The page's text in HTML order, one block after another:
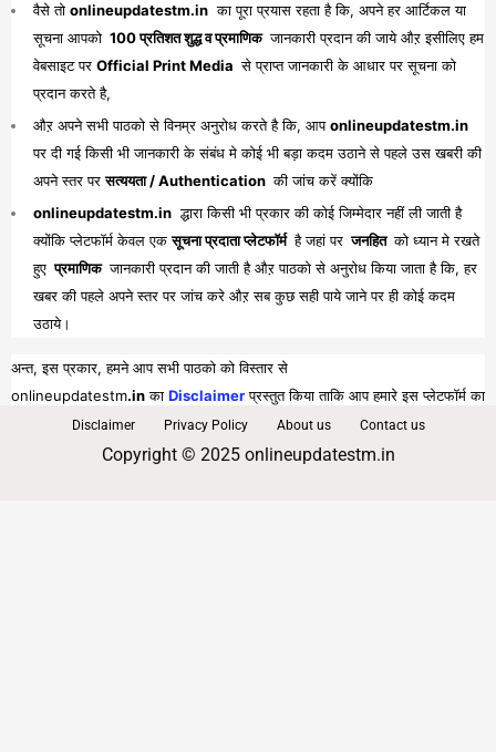
वैसे तो onlineupdatestm.in का पूरा प्रयास रहता है कि, अपने हर आर्टिकल या
सूचना आपको 100 प्रतिशत शुद्ध व प्रमाणिक जानकारी प्रदान की जाये औऱ इसीलिए हम
वेबसाइट पर Official Print Media से प्राप्त जानकारी के आधार पर सूचना को
प्रदान करते है,
औऱ अपने सभी पाठको से विनम्र अनुरोध करते है कि, आपonlineupdatestm.in
पर दी गई किसी भी जानकारी के संबंध मे कोई भी बड़ा कदम उठाने से पहले उस खबरी की
अपने स्तर परसत्ययता / Authentication की जांच करें क्योंकि
onlineupdatestm.in द्धारा किसी भी प्रकार की कोई जिम्मेदार नहीं ली जाती है
क्योंकि प्लेटफॉर्म केवल एकसूचना प्रदाता प्लेटफॉर्म है जहां पर जनहित को ध्यान मे रखते
हुए प्रमाणिक जानकारी प्रदान की जाती है औऱ पाठको से अनुरोध किया जाता है कि, हर
खबर की पहले अपने स्तर पर जांच करे औऱ सब कुछ सही पाये जाने पर ही कोई कदम
उठाये।
अन्त, इस प्रकार, हमने आप सभी पाठको को विस्तार से
onlineupdatestm.inका Disclaimerप्रस्तुत किया ताकि आप हमारे इस प्लेटफॉर्म का
पूरा व भरपूर लाभ प्राप्त कर सकें।
Disclaimer Privacy Policy About us Contact us
Copyright © 2025 onlineupdatestm.in